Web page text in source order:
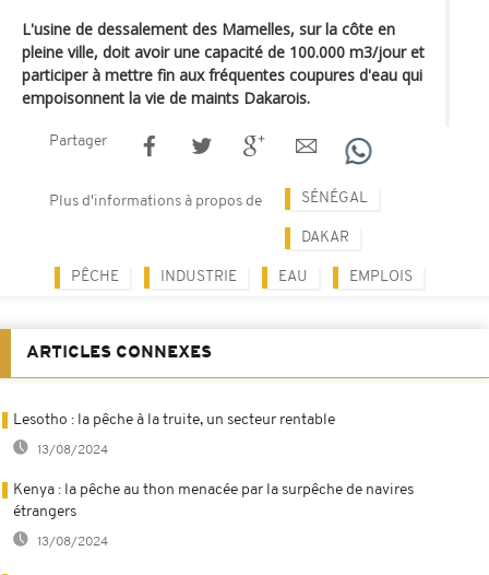
L'usine de dessalement des Mamelles, sur la côte en
pleine ville, doit avoir une capacité de 100.000 m3/jour et
participer à mettre fin aux fréquentes coupures d'eau qui
empoisonnent la vie de maints Dakarois.
Partager
Plus d'informations à propos de SÉNÉGAL
DAKAR
PÊCHE INDUSTRIE EAU EMPLOIS
ARTICLES CONNEXES
Lesotho : la pêche à la truite, un secteur rentable
13/08/2024
Kenya : la pêche au thon menacée par la surpêche de navires
étrangers
13/08/2024